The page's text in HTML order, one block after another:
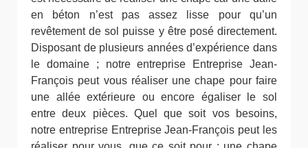
en béton n’est pas assez lisse pour qu’un
revêtement de sol puisse y être posé directement.
Disposant de plusieurs années d’expérience dans
le domaine ; notre entreprise Entreprise Jean-
François peut vous réaliser une chape pour faire
une allée extérieure ou encore égaliser le sol
entre deux pièces. Quel que soit vos besoins,
notre entreprise Entreprise Jean-François peut les